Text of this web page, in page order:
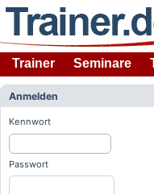
Trainer Seminare
Anmelden
Kennwort
Passwort